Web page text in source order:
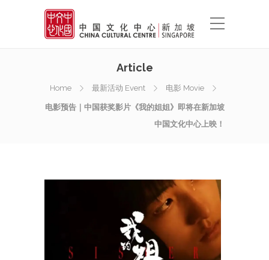
Article
Home 最新活动 Event 电影 Movie
电影预告｜中国获奖影片《我的姐姐》即将在新加坡
中国文化中心上映！